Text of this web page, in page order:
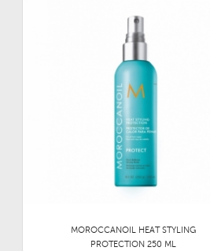
MOROCCANOIL HEAT STYLING
PROTECTION 250 ML